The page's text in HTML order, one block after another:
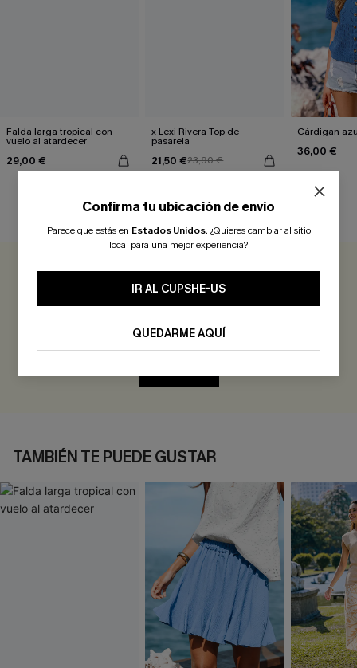
Falda larga tropical con
vuelo al atardecer
29,00 €
x Lexi Rivera Top de
pasarela
21,50 €23,90 €
Cárdigan
36,00 €
Sé el Primero en Reseñar
TAMBIÉN TE PUEDE GUSTAR
Confirma tu ubicación de envío
Parece que estás en Estados Unidos. ¿Quieres cambiar al sitio
local para una mejor experiencia?
IR AL CUPSHE-US
QUEDARME AQUÍ